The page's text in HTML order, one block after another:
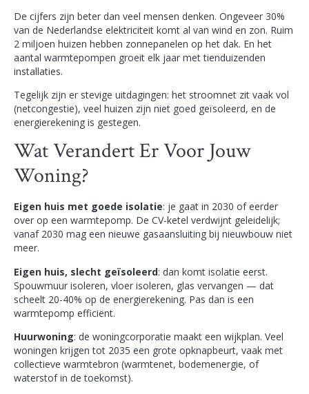
De cijfers zijn beter dan veel mensen denken. Ongeveer 30%
van de Nederlandse elektriciteit komt al van wind en zon. Ruim
2 miljoen huizen hebben zonnepanelen op het dak. En het
aantal warmtepompen groeit elk jaar met tienduizenden
installaties.
Tegelijk zijn er stevige uitdagingen: het stroomnet zit vaak vol
(netcongestie), veel huizen zijn niet goed geïsoleerd, en de
energierekening is gestegen.
Wat Verandert Er Voor Jouw
Woning?
Eigen huis met goede isolatie: je gaat in 2030 of eerder
over op een warmtepomp. De CV-ketel verdwijnt geleidelijk;
vanaf 2030 mag een nieuwe gasaansluiting bij nieuwbouw niet
meer.
Eigen huis, slecht geïsoleerd: dan komt isolatie eerst.
Spouwmuur isoleren, vloer isoleren, glas vervangen — dat
scheelt 20-40% op de energierekening. Pas dan is een
warmtepomp efficiënt.
Huurwoning: de woningcorporatie maakt een wijkplan. Veel
woningen krijgen tot 2035 een grote opknapbeurt, vaak met
collectieve warmtebron (warmtenet, bodemenergie, of
waterstof in de toekomst).